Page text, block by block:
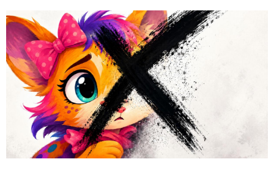
El canadiense Connor Riley Muka ganó dinero durante
muchos meses con datos robados de otras personas, antes
de ser detenido y entregado a la justicia estadounidense por
uno de los mayores hackeos de los últimos años — ataque a
la plataforma en la nube Snowflake.